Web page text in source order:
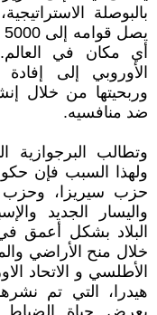
بالبوصلة
أي مكان في
الأوروبي إلى
وربحيتها من خلال
ضد منافسيه.
وتطالب البرجوازية
ولهذا السبب فإن
حزب سيريزا، وحزب
واليسار الجديد
البلاد بشكل أعمق
خلال منح الأراضي
الأطلسي و الاتحاد
هيدرا، التي تم